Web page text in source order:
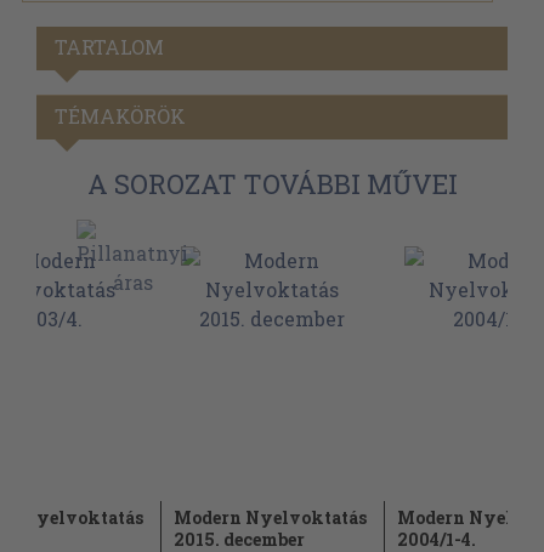
TARTALOM
TÉMAKÖRÖK
A SOROZAT TOVÁBBI MŰVEI
Nyelvoktatás
Modern Nyelvoktatás
2015. december
Modern
2004/1-4.